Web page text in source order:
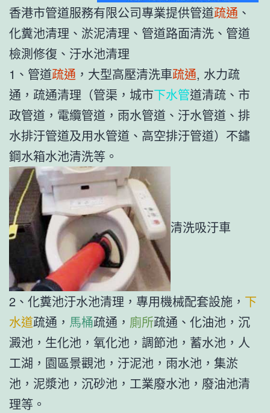
香港市管道服務有限公司專業提供管道疏通 、
化糞池清理、淤泥清理、管道路面清洗、管道
檢測修復、汙水池清理
1、管道疏通 ，大型高壓清洗車疏通, 水力疏
通，疏通清理（管渠，城市下水管道清疏、市
政管道，電纜管道，雨水管道、汙水管道、排
水排汙管道及用水管道、高空排汙管道）不鏽
鋼水箱水池清洗等。
清洗吸汙車
2、化糞池汙水池清理，專用機械配套設施， 下
水道疏通， 馬桶疏通， 廁所疏通、化油池，沉
澱池，生化池，氧化池，調節池，蓄水池，人
工湖，園區景觀池，汙泥池，雨水池，集淤
池，泥漿池，沉砂池，工業廢水池，廢油池清
理等。